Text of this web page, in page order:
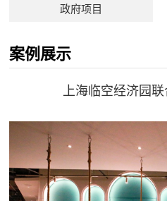
政府项目
案例展示
上海临空经济园